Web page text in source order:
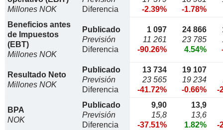
Millones NOK
Diferencia
-2.39%
-1.78%
Beneficios antes
de Impuestos
(EBT)
Millones NOK
Publicado
Previsión
Diferencia
1 097
11 261
-90.26%
24 866
23 785
4.54%
Resultado Neto
Millones NOK
Publicado
Previsión
Diferencia
13 734
23 565
-41.72%
19 107
19 234
-0.66%
-
BPA
NOK
Publicado
Previsión
Diferencia
9,90
15,8
-37.51%
13,9
13,6
1.82%
-